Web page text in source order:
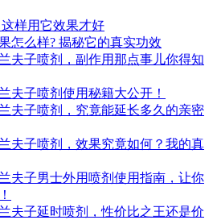
样用它效果才好
怎么样? 揭秘它的真实功效
夫子喷剂，副作用那点事儿你得知
夫子喷剂使用秘籍大公开！
夫子喷剂，究竟能延长多久的亲密
夫子喷剂，效果究竟如何？我的真
夫子男士外用喷剂使用指南，让你
夫子延时喷剂，性价比之王还是价